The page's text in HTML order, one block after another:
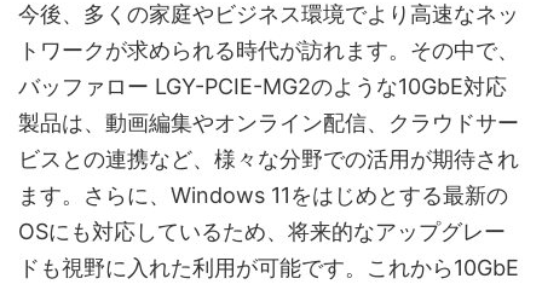
今後、多くの家庭やビジネス環境でより高速なネッ
トワークが求められる時代が訪れます。その中で、
バッファロー LGY-PCIE-MG2のような10GbE対応
製品は、動画編集やオンライン配信、クラウドサー
ビスとの連携など、様々な分野での活用が期待され
ます。さらに、Windows 11をはじめとする最新の
OSにも対応しているため、将来的なアップグレー
ドも視野に入れた利用が可能です。これから10GbE